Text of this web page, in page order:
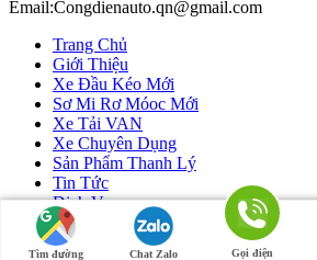
Email:Congdienauto.qn@gmail.com
Tìm đường Chat Zalo Gọi điện
Trang Chủ
Giới Thiệu
Xe Đầu Kéo Mới
Sơ Mi Rơ Móoc Mới
Xe Tải VAN
Xe Chuyên Dụng
Sản Phẩm Thanh Lý
Tin Tức
Dịch Vụ
Liên Hệ